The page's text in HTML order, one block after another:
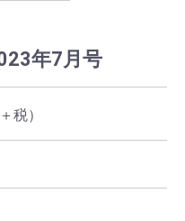
年7月号
税）